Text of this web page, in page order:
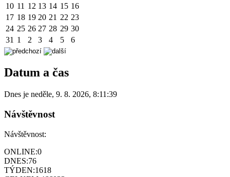
10 11 12 13 14 15 16
17 18 19 20 21 22 23
24 25 26 27 28 29 30
31 1 2 3 4 5 6
Datum a čas
Dnes je neděle, 9. 8. 2026, 8:11:39
Návštěvnost
Návštěvnost:
ONLINE:0
DNES:76
TÝDEN:1618